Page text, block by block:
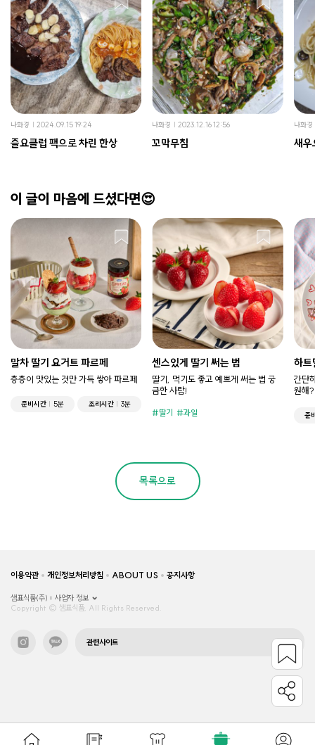
나화경 2024.09.15 19:24
즐요클럽 팩으로 차린 한상
나화경 2023.12.16 12:56
꼬막무침
나화경
새우
이 글이 마음에 드셨다면😍
말차 딸기 요거트 파르페
층층이 맛있는 것만 가득 쌓아 파르페
준비시간 5분 조리시간 3분
센스있게 딸기 써는 법
딸기, 먹기도 좋고 예쁘게 써는 법 궁
금한 사람!
딸기 과일
하트
간단
원해?
준
목록으로
이용약관 개인정보처리방침 ABOUT US 공지사항
샘표식품(주)
사업자 정보
Copyright © 샘표식품, All Rights Reserved.
관련사이트